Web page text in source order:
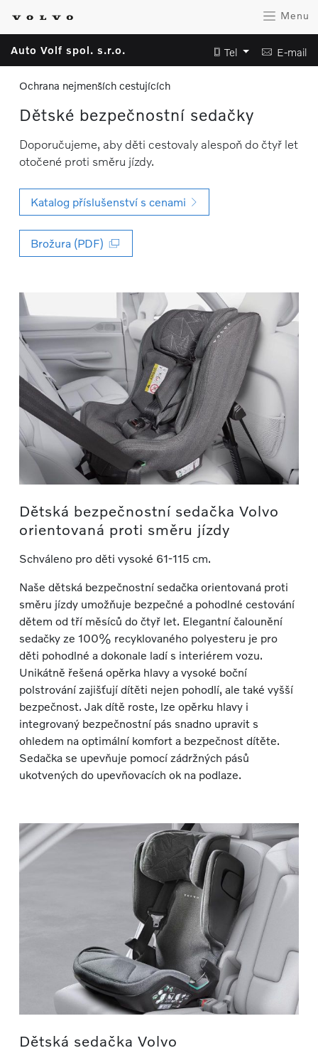
Menu
Auto Volf spol. s.r.o. Tel E-mail
Ochrana nejmenších cestujících
Dětské bezpečnostní sedačky
Doporučujeme, aby děti cestovaly alespoň do čtyř let
otočené proti směru jízdy.
Katalog příslušenství s cenami
Brožura (PDF)
Dětská bezpečnostní sedačka Volvo
orientovaná proti směru jízdy
Schváleno pro děti vysoké 61-115 cm.
Naše dětská bezpečnostní sedačka orientovaná proti
směru jízdy umožňuje bezpečné a pohodlné cestování
dětem od tří měsíců do čtyř let. Elegantní čalounění
sedačky ze 100% recyklovaného polyesteru je pro
děti pohodlné a dokonale ladí s interiérem vozu.
Unikátně řešená opěrka hlavy a vysoké boční
polstrování zajišťují dítěti nejen pohodlí, ale také vyšší
bezpečnost. Jak dítě roste, lze opěrku hlavy i
integrovaný bezpečnostní pás snadno upravit s
ohledem na optimální komfort a bezpečnost dítěte.
Sedačka se upevňuje pomocí zádržných pásů
ukotvených do upevňovacích ok na podlaze.
Dětská sedačka Volvo